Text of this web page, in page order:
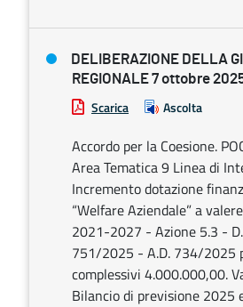
DELIBERAZIONE DELLA
REGIONALE 7 ottobre
Scarica Ascolta
Accordo per la Coesione.
Area Tematica 9 Linea di
Incremento dotazione
“Welfare Aziendale” a
2021-2027 - Azione 5.3 -
751/2025 - A.D. 734/2025
complessivi 4.000.000,00.
Bilancio di previsione 2025